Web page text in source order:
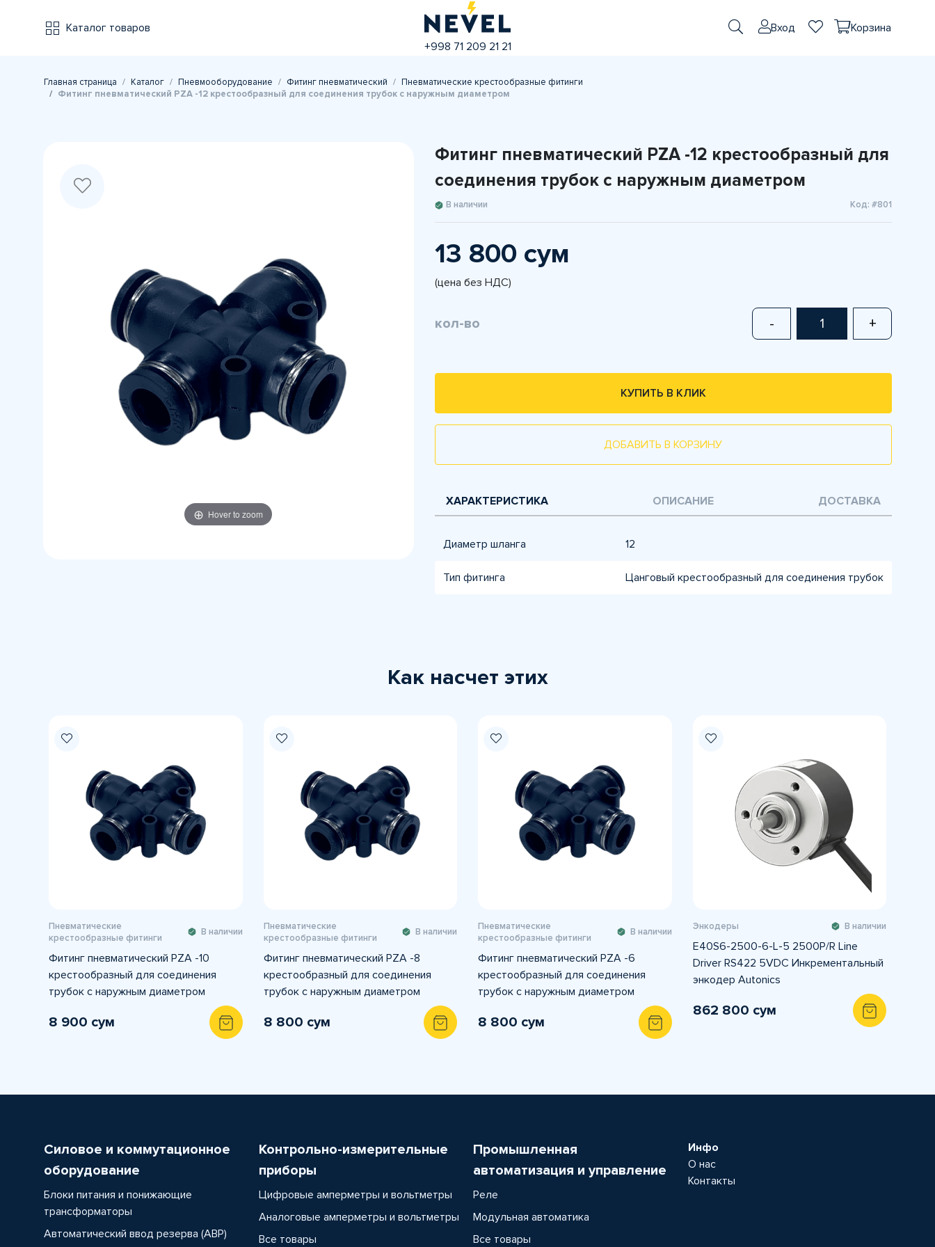
Каталог товаров
+998 71 209 21 21
Вход Корзина
Главная страница Каталог Пневмооборудование Фитинг пневматический
Пневматические крестообразные фитинги
Фитинг пневматический PZA -12 крестообразный для соединения трубок с наружным диаметром
Hover to zoom
Фитинг пневматический PZA -12 крестообразный для
соединения трубок с наружным диаметром
В наличии Код: #801
13 800 сум
(цена без НДС)
кол-во - +
КУПИТЬ В КЛИК
ДОБАВИТЬ В КОРЗИНУ
ХАРАКТЕРИСТИКА ОПИСАНИЕ ДОСТАВКА
Диаметр шланга 12
Тип фитинга Цанговый крестообразный для соединения трубок
Как насчет этих
Пневматические
крестообразные фитинги
В наличии
Фитинг пневматический PZA -10
крестообразный для соединения
трубок с наружным диаметром
8 900 сум
Пневматические
крестообразные фитинги
В наличии
Фитинг пневматический PZA -8
крестообразный для соединения
трубок с наружным диаметром
8 800 сум
Пневматические
крестообразные фитинги
В наличии
Фитинг пневматический PZA -6
крестообразный для соединения
трубок с наружным диаметром
8 800 сум
Энкодеры В наличии
E40S6-2500-6-L-5 2500P/R Line
Driver RS422 5VDC Инкрементальный
энкодер Autonics
862 800 сум
Силовое и коммутационное
оборудование
Блоки питания и понижающие
трансформаторы
Автоматический ввод резерва (АВР)
Контрольно-измерительные
приборы
Цифровые амперметры и вольтметры
Аналоговые амперметры и вольтметры
Все товары
Промышленная
автоматизация и управление
Реле
Модульная автоматика
Все товары
Инфо
О нас
Контакты